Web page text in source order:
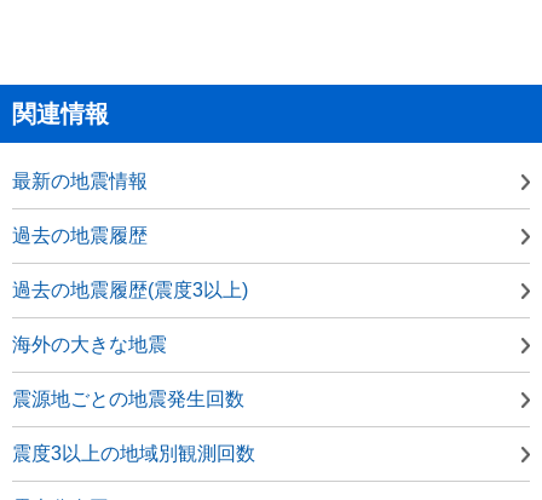
関連情報
最新の地震情報
過去の地震履歴
過去の地震履歴(震度3以上)
海外の大きな地震
震源地ごとの地震発生回数
震度3以上の地域別観測回数